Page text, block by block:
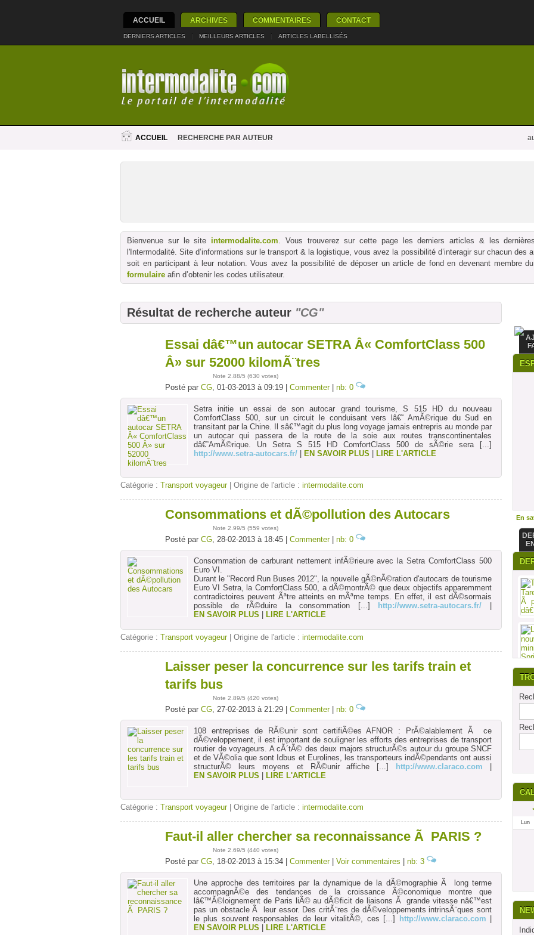
ACCUEIL ARCHIVES COMMENTAIRES CONTACT
DERNIERS ARTICLES | MEILLEURS ARTICLES | ARTICLES LABELLISÉS
ACCUEIL RECHERCHE PAR AUTEUR
Bienvenue sur le site intermodalite.com. Vous trouverez sur cette page les derniers articles & les
l'Intermodalité. Site d’informations sur le transport & la logistique, vous avez la possibilité d’interagir sur chacun des
soit en participant à leur notation. Vous avez la possibilité de déposer un article de fond en devenant membre
formulaire afin d’obtenir les codes utilisateur.
Résultat de recherche auteur "CG"
Essai dâ€™un autocar SETRA Â« ComfortClass 500
Â» sur 52000 kilomÃ¨tres
Note 2.88/5 (630 votes)
Posté par CG, 01-03-2013 à 09:19 | Commenter| nb: 0
Setra initie un essai de son autocar grand tourisme, S 515 HD du nouveau
ComfortClass 500, sur un circuit le conduisant vers lâ€˜ AmÃ©rique du Sud en
transitant par la Chine. Il sâ€™agit du plus long voyage jamais entrepris au monde par
un autocar qui passera de la route de la soie aux routes transcontinentales
dâ€˜AmÃ©rique. Un Setra S 515 HD ComfortClass 500 de sÃ©rie sera[...]
http://www.setra-autocars.fr/
EN SAVOIR PLUS LIRE L'ARTICLE
Catégorie : Transport voyageur| Origine de l'article : intermodalite.com
Consommations et dÃ©pollution des Autocars
Note 2.99/5 (559 votes)
Posté par CG, 28-02-2013 à 18:45 | Commenter| nb: 0
Consommation de carburant nettement infÃ©rieure avec la Setra ComfortClass 500
Euro VI.
Durant le "Record Run Buses 2012", la nouvelle gÃ©nÃ©ration d'autocars de tourisme
Euro VI Setra, la ComfortClass 500, a dÃ©montrÃ© que deux objectifs apparemment
contradictoires peuvent Ãªtre atteints en mÃªme temps. En effet, il est dÃ©sormais
possible de rÃ©duire la consommation [...] http://www.setra-autocars.fr/
EN SAVOIR PLUS
LIRE L'ARTICLE
Catégorie : Transport voyageur| Origine de l'article : intermodalite.com
Laisser peser la concurrence sur les tarifs train et
tarifs bus
Note 2.89/5 (420 votes)
Posté par CG, 27-02-2013 à 21:29 | Commenter| nb: 0
108 entreprises de RÃ©unir sont certifiÃ©es AFNOR : PrÃ©alablement Ã ce
dÃ©veloppement, il est important de souligner les efforts des entreprises de transport
routier de voyageurs. A cÃ´tÃ© des deux majors structurÃ©s autour du groupe SNCF
et de VÃ©olia que sont Idbus et Eurolines, les transporteurs indÃ©pendants ont aussi
structurÃ© leurs moyens et RÃ©unir affiche [...] http://www.claraco.com
EN SAVOIR PLUS
LIRE L'ARTICLE
Catégorie : Transport voyageur| Origine de l'article : intermodalite.com
Faut-il aller chercher sa reconnaissance Ã PARIS ?
Note 2.69/5 (440 votes)
Posté par CG, 18-02-2013 à 15:34 | Commenter| Voir commentaires nb: 3
Une approche des territoires par la dynamique de la dÃ©mographie Ã long terme
accompagnÃ©e des tendances de la croissance Ã©conomique montre que
lâ€™Ã©loignement de Paris liÃ© au dÃ©ficit de liaisons Ã grande vitesse nâ€™est
pas un obstacle Ã leur essor. Des critÃ¨res de dÃ©veloppements intrinsÃ¨ques sont
le plus souvent responsables de leur vitalitÃ©, ces [...] http://www.claraco.com
EN SAVOIR PLUS
LIRE L'ARTICLE
En
Lun